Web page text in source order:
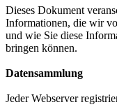
Dieses Dokument
Informationen, die wir
und wie Sie diese
bringen können.
Datensammlung
Jeder Webserver